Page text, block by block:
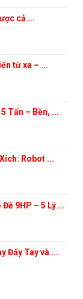
cả ...
từ xa – ...
Tấn – Bền, ...
Robot ...
9HP – 5 Lý ...
Đẩy Tay và ...